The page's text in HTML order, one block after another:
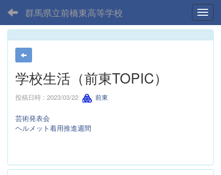
群馬県立前橋東高等学校
学校生活（前東TOPIC）
投稿日時 : 2023/03/22 前東
芸術発表会
ヘルメット着用推進週間